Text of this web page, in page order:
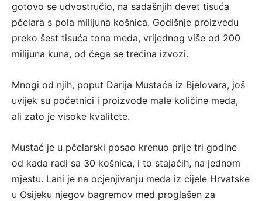
gotovo se udvostručio, na sadašnjih devet tisuća
pčelara s pola milijuna košnica. Godišnje proizvedu
preko šest tisuća tona meda, vrijednog više od 200
milijuna kuna, od čega se trećina izvozi.
Mnogi od njih, poput Darija Mustaća iz Bjelovara, još
uvijek su početnici i proizvode male količine meda,
ali zato je visoke kvalitete.
Mustać je u pčelarski posao krenuo prije tri godine
od kada radi sa 30 košnica, i to stajaćih, na jednom
mjestu. Lani je na ocjenjivanju meda iz cijele Hrvatske
u Osijeku njegov bagremov med proglašen za